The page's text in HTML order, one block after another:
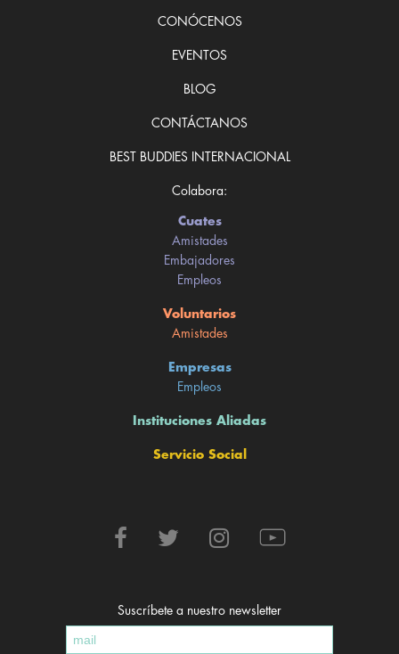
CONÓCENOS
EVENTOS
BLOG
CONTÁCTANOS
BEST BUDDIES INTERNACIONAL
Colabora:
Cuates
Amistades
Embajadores
Empleos
Voluntarios
Amistades
Empresas
Empleos
Instituciones Aliadas
Servicio Social
Suscríbete a nuestro newsletter